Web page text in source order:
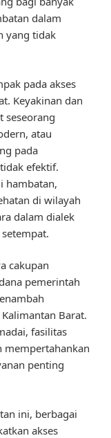
dalam
yang tidak
pada akses
Keyakinan dan
seseorang
atau
pada
efektif.
hambatan,
di wilayah
dalam dialek
cakupan
pemerintah
Barat.
fasilitas
mempertahankan
penting
ini, berbagai
akses